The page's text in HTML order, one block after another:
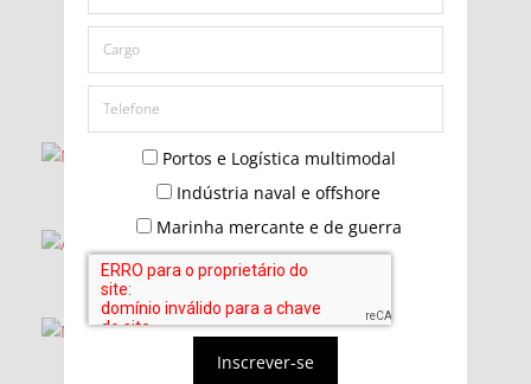
Portos e Logística multimodal
Indústria naval e offshore
Marinha mercante e de guerra
Inscrever-se